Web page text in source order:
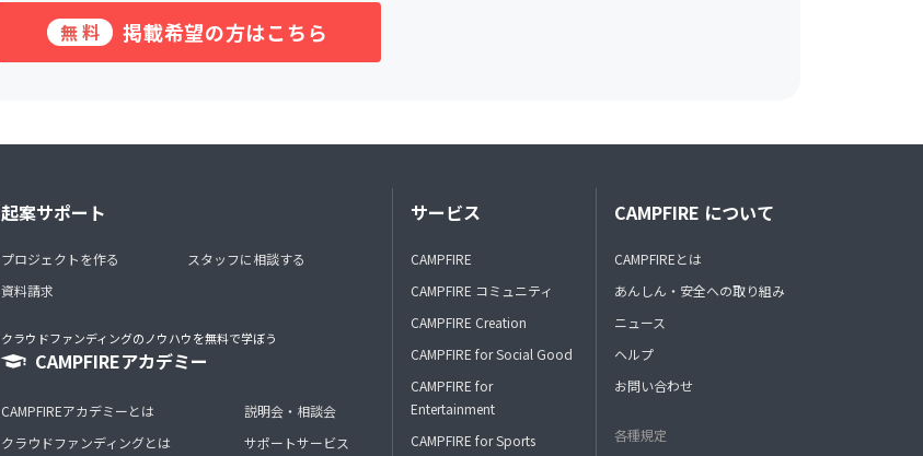
無料 掲載希望の方はこちら
起案サポート
プロジェクトを作る
資料請求
スタッフに相談する
クラウドファンディングのノウハウを無料で学ぼう
CAMPFIREアカデミー
CAMPFIREアカデミーとは
クラウドファンディングとは
説明会・相談会
サポートサービス
サービス
CAMPFIRE
CAMPFIRE コミュニティ
CAMPFIRE Creation
CAMPFIRE for Social Good
CAMPFIRE for
Entertainment
CAMPFIRE for Sports
CAMPFIRE について
CAMPFIREとは
あんしん・安全への取り組み
ニュース
ヘルプ
お問い合わせ
各種規定